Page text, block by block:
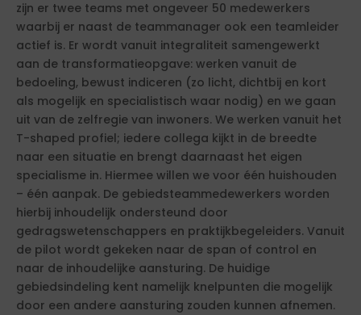
zijn er twee teams met ongeveer 50 medewerkers
waarbij er naast de teammanager ook een teamleider
actief is. Er wordt vanuit integraliteit samengewerkt
aan de transformatieopgave: werken vanuit de
bedoeling, bewust indiceren (zo licht, dichtbij en kort
als mogelijk en specialistisch waar nodig) en we gaan
uit van de zelfregie van inwoners. We werken vanuit het
T-shaped profiel; iedere collega kijkt in de breedte
naar een situatie en brengt daarnaast het eigen
specialisme in. Hiermee willen we voor één huishouden
– één aanpak. De gebiedsteammedewerkers worden
hierbij inhoudelijk ondersteund door
gedragswetenschappers en praktijkbegeleiders. Vanuit
de pilot wordt gekeken naar de span of control en
naar de inhoudelijke aansturing. De huidige
gebiedsindeling kent namelijk knelpunten die mogelijk
door een andere aansturing zouden kunnen afnemen.